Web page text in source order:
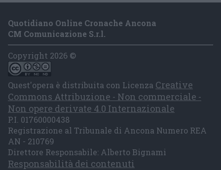
Quotidiano Online Cronache Ancona
CM Comunicazione S.r.l.
Copyright 2026 ©
Quest'opera è distribuita con Licenza Creative
Commons Attribuzione - Non commerciale -
Non opere derivate 4.0 Internazionale
P.I. 01760000438
Registrazione al Tribunale di Ancona Numero REA
AN - 210769
Direttore Responsabile: Alberto Bignami
Responsabilità dei contenuti